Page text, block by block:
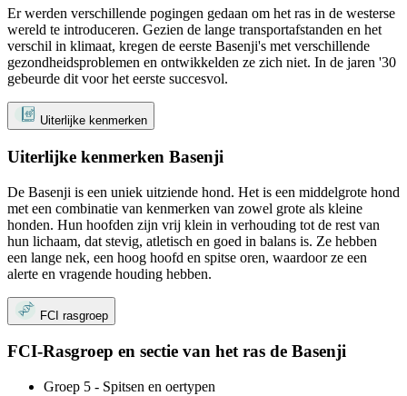
Er werden verschillende pogingen gedaan om het ras in de westerse
wereld te introduceren. Gezien de lange transportafstanden en het
verschil in klimaat, kregen de eerste Basenji's met verschillende
gezondheidsproblemen en ontwikkelden ze zich niet. In de jaren '30
gebeurde dit voor het eerste succesvol.
Uiterlijke kenmerken
Uiterlijke kenmerken Basenji
De Basenji is een uniek uitziende hond. Het is een middelgrote hond
met een combinatie van kenmerken van zowel grote als kleine
honden. Hun hoofden zijn vrij klein in verhouding tot de rest van
hun lichaam, dat stevig, atletisch en goed in balans is. Ze hebben
een lange nek, een hoog hoofd en spitse oren, waardoor ze een
alerte en vragende houding hebben.
FCI rasgroep
FCI-Rasgroep en sectie van het ras de Basenji
Groep 5 - Spitsen en oertypen